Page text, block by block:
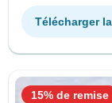
Télécharger
15% de remise